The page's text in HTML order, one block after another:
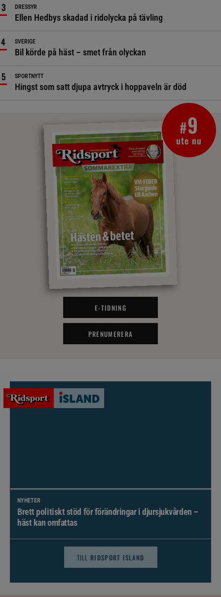
DRESSYR
Ellen Hedbys skadad i ridolycka på tävling
SVERIGE
Bil körde på häst – smet från olyckan
SPORTNYTT
Hingst som satt djupa avtryck i hoppaveln är död
#9
ute nu
E-TIDNING
PRENUMERERA
NYHETER
Brett politiskt stöd för förändringar i djursjukvården –
häst kan omfattas
TILL RIDSPORT ISLAND